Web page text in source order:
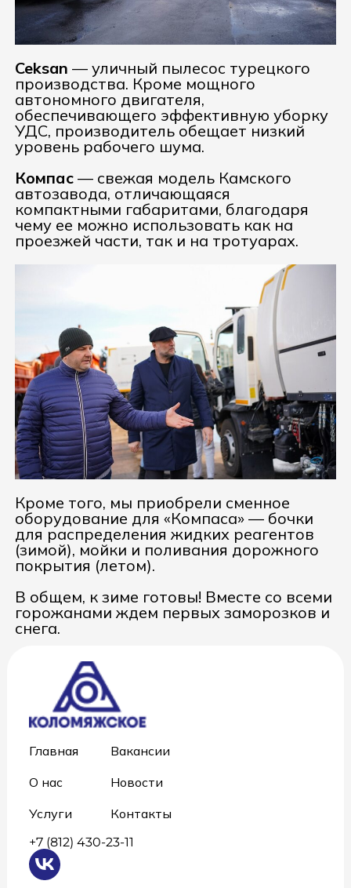
Ceksan — уличный пылесос турецкого
производства. Кроме мощного
автономного двигателя,
обеспечивающего эффективную уборку
УДС, производитель обещает низкий
уровень рабочего шума.
Компас— свежая модель Камского
автозавода, отличающаяся
компактными габаритами, благодаря
чему ее можно использовать как на
проезжей части, так и на тротуарах.
Кроме того, мы приобрели сменное
оборудование для «Компаса» — бочки
для распределения жидких реагентов
(зимой), мойки и поливания дорожного
покрытия (летом).
В общем, к зиме готовы! Вместе со всеми
горожанами ждем первых заморозков и
снега.
Главная
О нас
Услуги
Вакансии
Новости
Контакты
+7 (812) 430-23-11